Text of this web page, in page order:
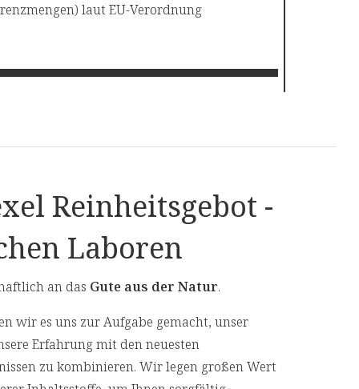
zur Hautoberfläche fördert: Das macht
zudem keimwidrig und aktivieren das
laut EU-Verordnung
90 mg
0,9 mg
Reinheitsgebot -
Laboren
an das Gute aus der Natur.
wir es uns zur Aufgabe gemacht, unser
Erfahrung mit den neuesten
zu kombinieren. Wir legen großen Wert